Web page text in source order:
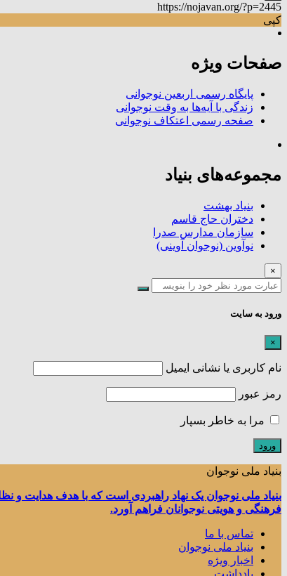
https://nojavan.org/?p=2445
کپی
صفحات ویژه
پایگاه رسمی اربعین نوجوانی
زندگی با آیه‌ها به وقت نوجوانی
صفحه رسمی اعتکاف نوجوانی
مجموعه‌های بنیاد
بنیاد بهشت
دختران حاج قاسم
سازمان مدارس صدرا
نوآوین (نوجوان آوینی)
×
ورود به سایت
×
نام کاربری یا نشانی ایمیل
رمز عبور
مرا به خاطر بسپار
بنیاد ملی نوجوان
بنیاد ملی نوجوان یک نهاد راهبردی است که با هدف هدایت و
فرهنگی و هویتی نوجوانان فراهم آورد.
تماس با ما
بنیاد ملی نوجوان
اخبار ویژه